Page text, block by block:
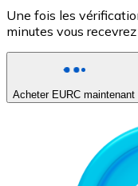
Une fois les
minutes vous
Acheter EURC maintenant